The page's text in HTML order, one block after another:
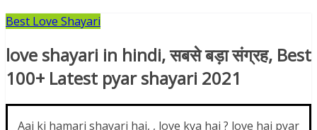
Best Love Shayari
love shayari in hindi, सबसे बड़ा संग्रह, Best
100+ Latest pyar shayari 2021
Aaj ki hamari shayari hai, , love kya hai ? love hai pyar